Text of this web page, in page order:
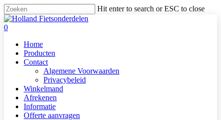
Skip
to
main
Hit enter to search or ESC to close
Close
Search
search
0
Home
Producten
Contact
Algemene Voorwaarden
Privacybeleid
Winkelmand
Afrekenen
Informatie
Offerte aanvragen